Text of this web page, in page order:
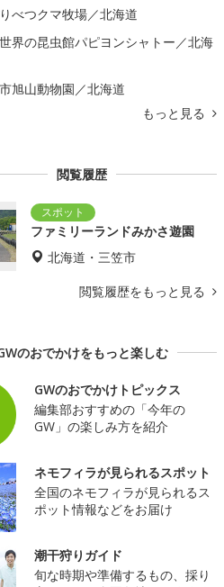
べつクマ牧場／北海道
界の昆虫館パピヨンシャトー／北海
旭山動物園／北海道
もっと見る
閲覧履歴
ファミリーランドみかさ遊園
北海道・三笠市
閲覧履歴をもっと見る
のおでかけをもっと楽しむ
GWのおでかけトピックス
編集部おすすめの「今年の
GW」の楽しみ方を紹介
ネモフィラが見られるスポット
全国のネモフィラが見られるス
ポット情報などをお届け
潮干狩りガイド
旬な時期や準備するもの、採り